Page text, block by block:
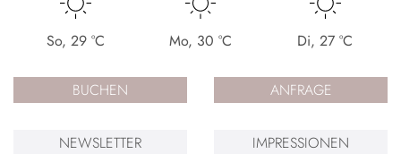
So,29 °C Mo, 30 °C Di,27 °C
BUCHEN ANFRAGE
NEWSLETTER IMPRESSIONEN